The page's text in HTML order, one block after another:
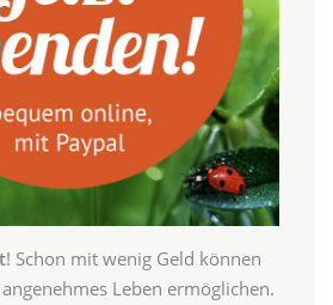
! Schon mit wenig Geld können
Leben ermöglichen.